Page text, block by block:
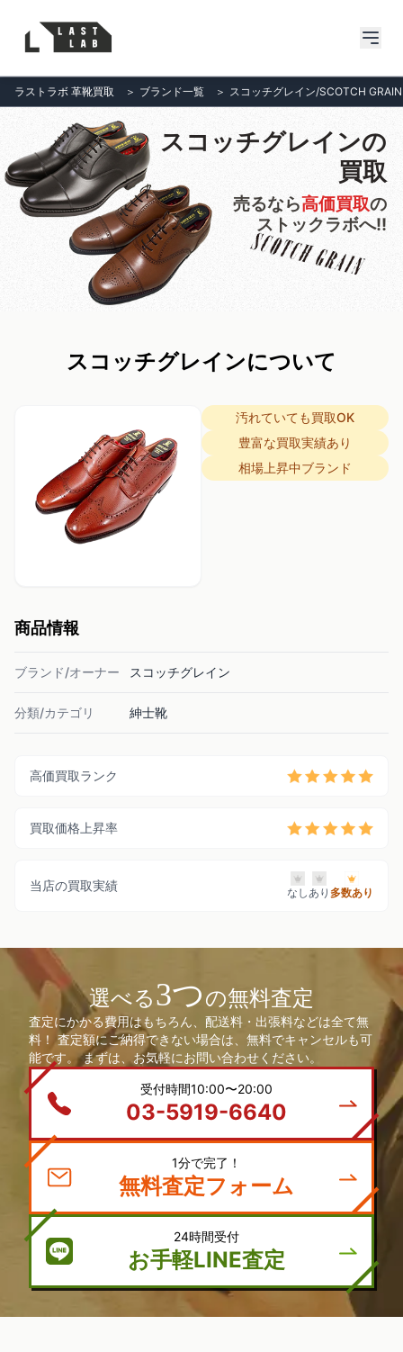
ラストラボ 革靴買取 ＞ ブランド一覧 ＞ スコッチグレイン/SCOTCH GRAIN
スコッチグレインの
買取
売るなら高価買取の
ストックラボへ!!
スコッチグレインについて
汚れていても買取OK
豊富な買取実績あり
相場上昇中ブランド
商品情報
ブランド/オーナー スコッチグレイン
分類/カテゴリ 紳士靴
高価買取ランク
買取価格上昇率
当店の買取実績 なし あり 多数あり
選べる3つの無料査定
査定にかかる費用はもちろん、配送料・出張料などは全て無
料！ 査定額にご納得できない場合は、無料でキャンセルも可
能です。 まずは、お気軽にお問い合わせください。
受付時間10:00〜20:00
03-5919-6640
1分で完了！
無料査定フォーム
24時間受付
お手軽LINE査定